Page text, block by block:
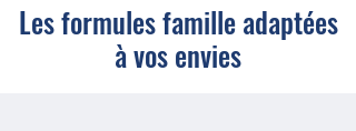
Les formules famille adaptées
à vos envies